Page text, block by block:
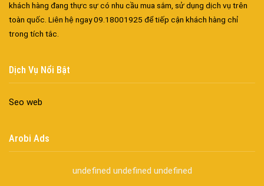
khách hàng đang thực sự có nhu cầu mua sắm, sử dụng dịch vụ trên
toàn quốc. Liên hệ ngay 09.18001925 để tiếp cận khách hàng chỉ
trong tích tắc.
Dịch Vụ Nổi Bật
Seo web
Arobi Ads
undefined undefined undefined
Đa dạng màu sắc cửa nhôm – Tối ưu màu sắc Kiến Trúc
Cửa nhôm chống gió mưa – Hiên ngang giữa thời tiết khắc
Cửa nhôm thông gió – Đưa sinh khí vào ngôi nhà của bạn
Cửa nhôm trượt view lớn – Nâng tầm đẳng cấp sống
Cửa sổ trượt đứng – Điểm nhấn sáng tạo trong kiến trúc
Cửa thép vân gỗ Nhật Bản – Mảnh ghép cho phong cách kiến